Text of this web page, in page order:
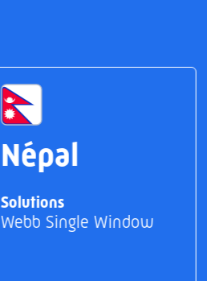
Népal
Solutions
Webb Single Window